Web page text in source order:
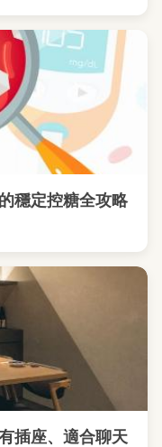
穩定控糖全攻略
插座、適合聊天